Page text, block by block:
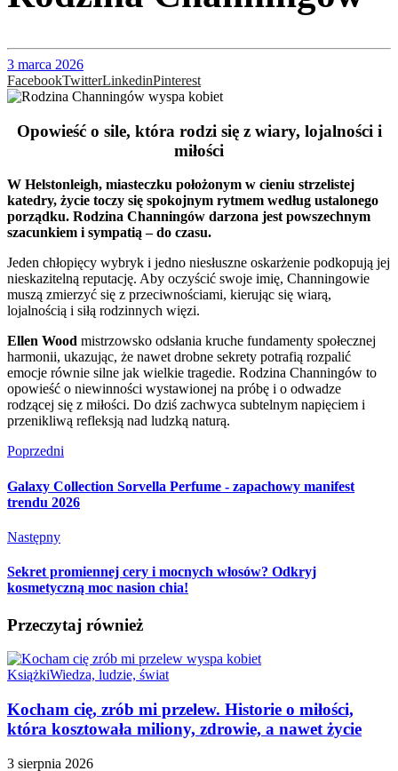
3 marca 2026
FacebookTwitterLinkedinPinterest
Opowieść o sile, która rodzi się z wiary, lojalności i
miłości
W Helstonleigh, miasteczku położonym w cieniu strzelistej
katedry, życie toczy się spokojnym rytmem według ustalonego
porządku. Rodzina Channingów darzona jest powszechnym
szacunkiem i sympatią – do czasu.
Jeden chłopięcy wybryk i jedno niesłuszne oskarżenie podkopują jej
nieskazitelną reputację. Aby oczyścić swoje imię, Channingowie
muszą zmierzyć się z przeciwnościami, kierując się wiarą,
lojalnością i siłą rodzinnych więzi.
Ellen Wood mistrzowsko odsłania kruche fundamenty społecznej
harmonii, ukazując, że nawet drobne sekrety potrafią rozpalić
emocje równie silne jak wielkie tragedie. Rodzina Channingów to
opowieść o niewinności wystawionej na próbę i o odwadze
rodzącej się z miłości. Do dziś zachwyca subtelnym napięciem i
przenikliwą refleksją nad ludzką naturą.
Poprzedni
Galaxy Collection Sorvella Perfume - zapachowy manifest
trendu 2026
Następny
Sekret promiennej cery i mocnych włosów? Odkryj
kosmetyczną moc nasion chia!
Przeczytaj również
KsiążkiWiedza, ludzie, świat
Kocham cię, zrób mi przelew. Historie o miłości,
która kosztowała miliony, zdrowie, a nawet życie
3 sierpnia 2026